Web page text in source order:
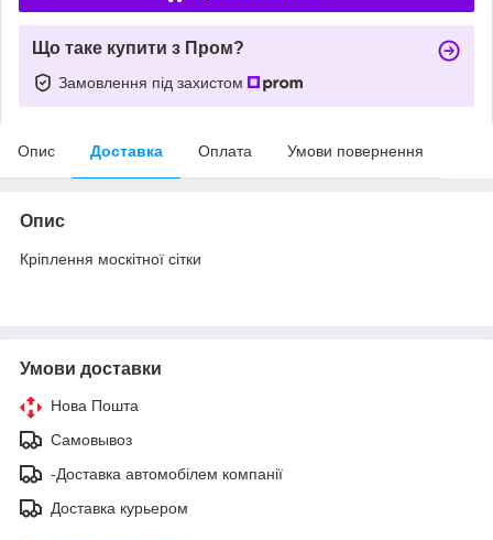
Що таке купити з Пром?
Замовлення під захистом
Опис Доставка Оплата Умови повернення
Опис
Кріплення москітної сітки
Умови доставки
Нова Пошта
Самовывоз
-Доставка автомобілем компанії
Доставка курьером